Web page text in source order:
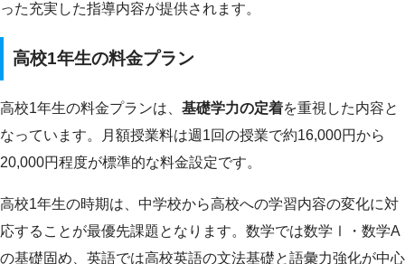
った充実した指導内容が提供されます。
高校1年生の料金プラン
高校1年生の料金プランは、 基礎学力の定着を重視した内容と
なっています。月額授業料は週1回の授業で約16,000円から
20,000円程度が標準的な料金設定です。
高校1年生の時期は、中学校から高校への学習内容の変化に対
応することが最優先課題となります。数学では数学Ⅰ・数学A
の基礎固め、英語では高校英語の文法基礎と語彙力強化が中心